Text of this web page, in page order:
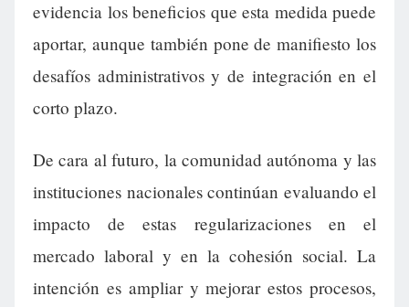
evidencia los beneficios que esta medida puede
aportar, aunque también pone de manifiesto los
desafíos administrativos y de integración en el
corto plazo.
De cara al futuro, la comunidad autónoma y las
instituciones nacionales continúan evaluando el
impacto de estas regularizaciones en el
mercado laboral y en la cohesión social. La
intención es ampliar y mejorar estos procesos,